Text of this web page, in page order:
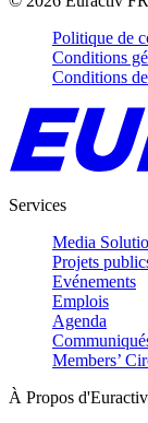
Politique de
Conditions
Conditions
Services
Media
Projets
Evénements
Emplois
Agenda
Members’
À Propos d'Euractiv